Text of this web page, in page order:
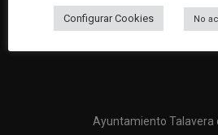
Teléfono:925 82 63 22
Ayuntamiento Talavera
Configurar Cookies No